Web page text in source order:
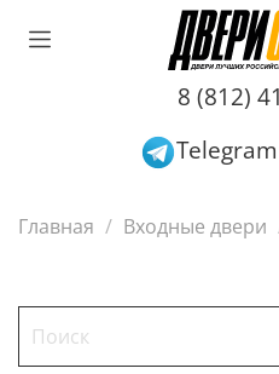
8 (812)
Telegram
Главная Входные двери